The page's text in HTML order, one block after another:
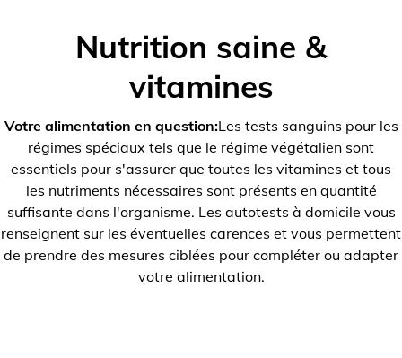
Nutrition saine &
vitamines
Votre alimentation en question:Les tests sanguins pour les
régimes spéciaux tels que le régime végétalien sont
essentiels pour s'assurer que toutes les vitamines et tous
les nutriments nécessaires sont présents en quantité
suffisante dans l'organisme. Les autotests à domicile vous
renseignent sur les éventuelles carences et vous permettent
de prendre des mesures ciblées pour compléter ou adapter
votre alimentation.